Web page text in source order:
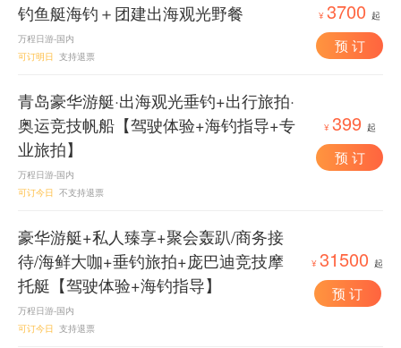
钓鱼艇海钓＋团建出海观光野餐
万程日游-国内
可订明日 支持退票
¥ 3700 起
预 订
青岛豪华游艇·出海观光垂钓+出行旅拍·
奥运竞技帆船【驾驶体验+海钓指导+专
业旅拍】
万程日游-国内
可订今日 不支持退票
¥ 399 起
预 订
豪华游艇+私人臻享+聚会轰趴/商务接
待/海鲜大咖+垂钓旅拍+庞巴迪竞技摩
托艇【驾驶体验+海钓指导】
万程日游-国内
可订今日 支持退票
¥ 31500 起
预 订